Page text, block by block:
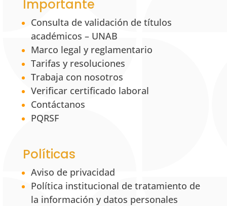
Importante
Consulta de validación de títulos
académicos – UNAB
Marco legal y reglamentario
Tarifas y resoluciones
Trabaja con nosotros
Verificar certificado laboral
Contáctanos
PQRSF
Políticas
Aviso de privacidad
Política institucional de tratamiento de
la información y datos personales